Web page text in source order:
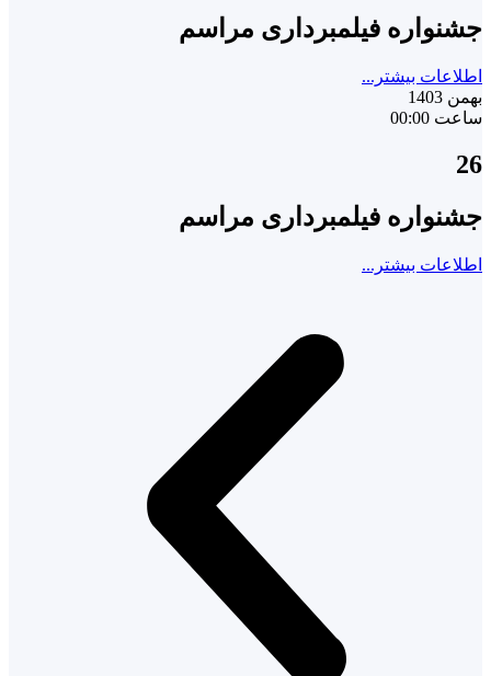
جشنواره فیلمبرداری مراسم
اطلاعات بیشتر...
بهمن 1403
ساعت 00:00
26
جشنواره فیلمبرداری مراسم
اطلاعات بیشتر...